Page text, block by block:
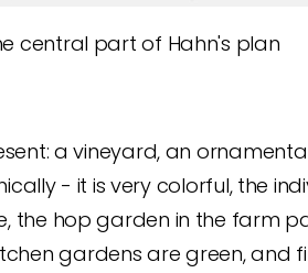
central part of Hahn's plan
a vineyard, an
- it is very colorful, the
the hop garden in the farm
gardens are green, and